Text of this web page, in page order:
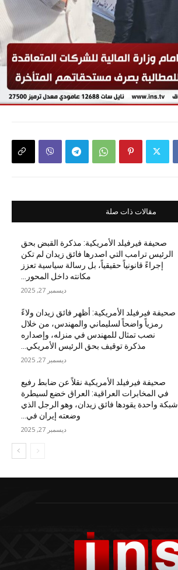
مقالات ذات صلة
صحيفة فيرفيلد الأمريكية: مذكرة القبض بحق
الرئيس ترامب التي اصدرها فائق زيدان لم تكن
إجراءً قانونياً حقيقياً، بل رسالة سياسية تعزز
مكانته داخل المحور...
ديسمبر 27, 2025
صحيفة فيرفيلد الأمريكية: أظهر فائق زيدان ولاءً
رمزياً واضحاً لسليماني والمهندس، من خلال
نصب تمثال للمهندس في منزله، وإصداره
مذكرة توقيف بحق الرئيس الأمريكي...
ديسمبر 27, 2025
صحيفة فيرفيلد الأمريكية نقلاً عن ضابط رفيع
في المخابرات العراقية: العراق خضع لسيطرة
شبكة واحدة يقودها فائق زيدان، وهو الرجل الذي
وضعته إيران في...
ديسمبر 27, 2025